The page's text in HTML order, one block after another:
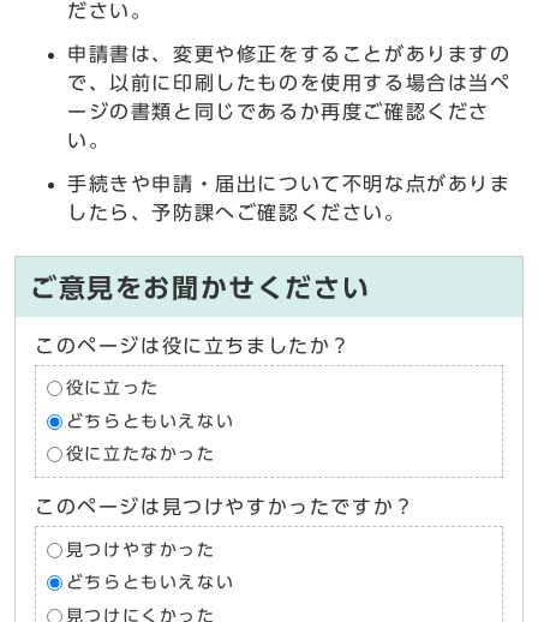
ださい。
申請書は、変更や修正をすることがありますの
で、以前に印刷したものを使用する場合は当ペ
ージの書類と同じであるか再度ご確認くださ
い。
手続きや申請・届出について不明な点がありま
したら、予防課へご確認ください。
ご意見をお聞かせください
このページは役に立ちましたか？
役に立った
どちらともいえない
役に立たなかった
このページは見つけやすかったですか？
見つけやすかった
どちらともいえない
見つけにくかった